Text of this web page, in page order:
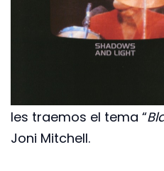
les traemos el tema “
Joni Mitchell.